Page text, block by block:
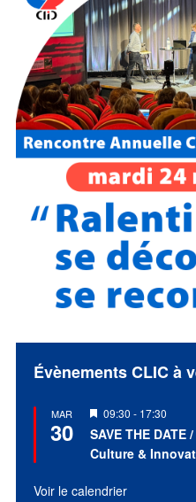
Évènements CLIC à
MAR
30
Mis
en
avant
09:30 - 17:30
SAVE THE
Culture &
Voir le calendrier